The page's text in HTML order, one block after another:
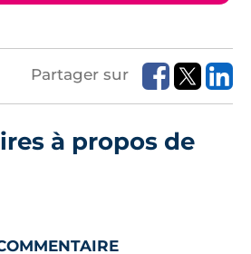
Partager sur
à propos de